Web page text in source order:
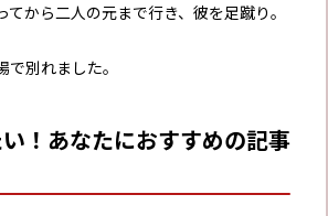
から二人の元まで行き、彼を足蹴り。
別れました。
！あなたにおすすめの記事